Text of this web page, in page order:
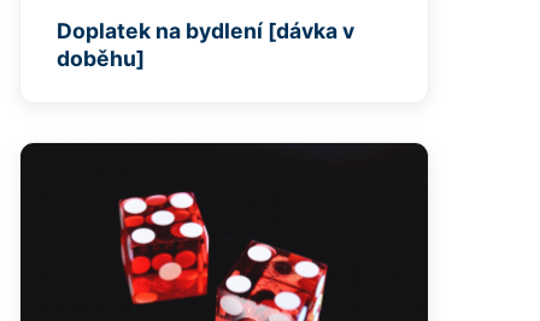
Doplatek na bydlení [dávka v
doběhu]